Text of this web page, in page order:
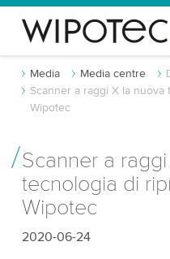
Media Media centre
Scanner a raggi X la
Wipotec
Scanner a
tecnologia di
Wipotec
2020-06-24